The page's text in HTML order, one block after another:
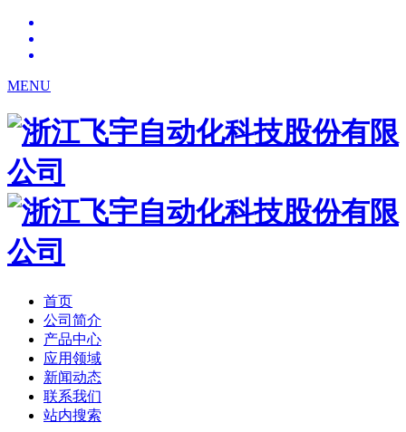
MENU
首页
公司简介
产品中心
应用领域
新闻动态
联系我们
站内搜索